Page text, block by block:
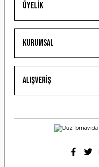
Üyelik
Kurumsal
Alışveriş